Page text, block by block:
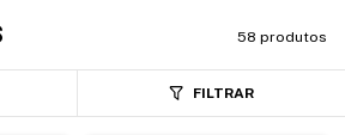
58 produtos
FILTRAR